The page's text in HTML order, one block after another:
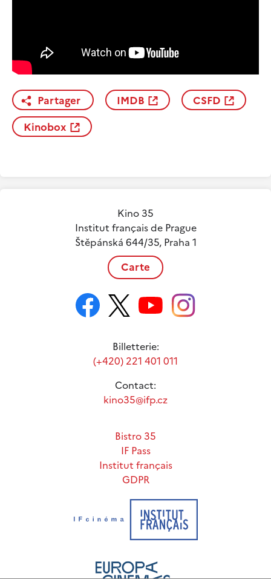
Partager IMDB
CSFD
Kinobox
Kino 35
Institut français de Prague
Štěpánská 644/35, Praha 1
Carte
Billetterie:
(+420) 221 401 011
Contact:
kino35@ifp.cz
Bistro 35
IF Pass
Institut français
GDPR